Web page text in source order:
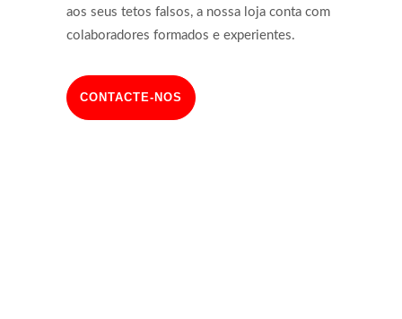
aos seus tetos falsos, a nossa loja conta com
colaboradores formados e experientes.
CONTACTE-NOS